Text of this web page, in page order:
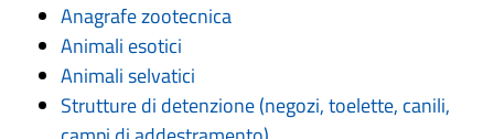
Anagrafe zootecnica
Animali esotici
Animali selvatici
Strutture di detenzione (negozi, toelette, canili,